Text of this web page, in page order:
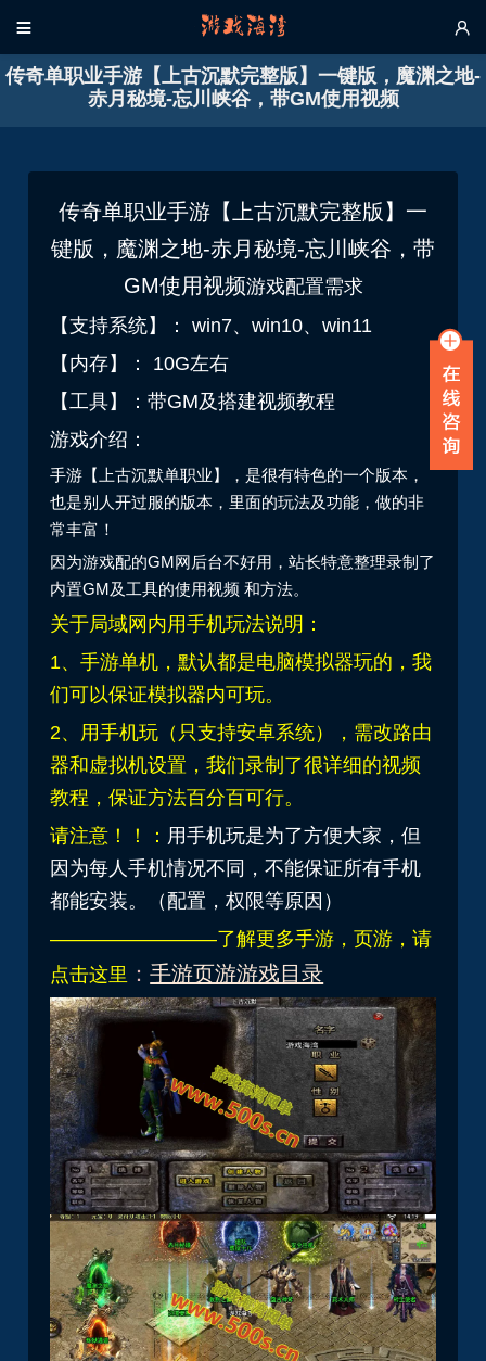
 
传奇单职业手游【上古沉默完整版】一键版，魔渊之地-
赤月秘境-忘川峡谷，带GM使用视频
传奇单职业手游【上古沉默完整版】一
键版，魔渊之地-赤月秘境-忘川峡谷，带
GM使用视频游戏配置需求
【支持系统】： win7、win10、win11
【内存】： 10G左右
【工具】：带GM及搭建视频教程
游戏介绍：
手游【上古沉默单职业】，是很有特色的一个版本，
也是别人开过服的版本，里面的玩法及功能，做的非
常丰富！
因为游戏配的GM网后台不好用，站长特意整理录制了
内置GM及工具的使用视频 和方法。
关于局域网内用手机玩法说明：
1、手游单机，默认都是电脑模拟器玩的，我
们可以保证模拟器内可玩。
2、用手机玩（只支持安卓系统），需改路由
器和虚拟机设置，我们录制了很详细的视频
教程，保证方法百分百可行。
请注意！！： 用手机玩是为了方便大家，但
因为每人手机情况不同，不能保证所有手机
都能安装。（配置，权限等原因）
————————–了解更多手游，页游，请
点击这里 ：手游页游游戏目录